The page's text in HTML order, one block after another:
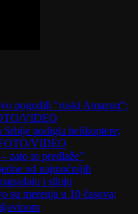
pogodili "ruski Amazon";
VIDEO
podigla helikoptere;
VIDEO
zato to predlaže"
od najmoćnijih
i siluju
su merenja u 10 časova;